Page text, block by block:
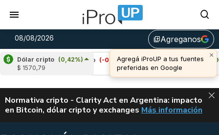
08/08/2026 library_addAgreganos
×
Agregá iProUP a tus fuentes
preferidas en Google
Dólar cripto (0,42%)
$ 1570,79
Cardano (-0,79%)
Avalanche (1,09%)
u$s 6,52
ALERTA
Normativa cripto - Clarity Act en Argentina: impacto
en Bitcoin, dólar cripto y exchanges CLARITY ACT EN
Más información